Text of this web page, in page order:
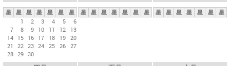
星 星 星 星 星 星
星
1
2 3 4 5
6
7
8 9 10 11 12
13
14 15 16 17 18 19 20
21
22 23 24 25 26 27
28 29 30
星 星 星 星 星 星 星 星 星 星 星 星 星 星